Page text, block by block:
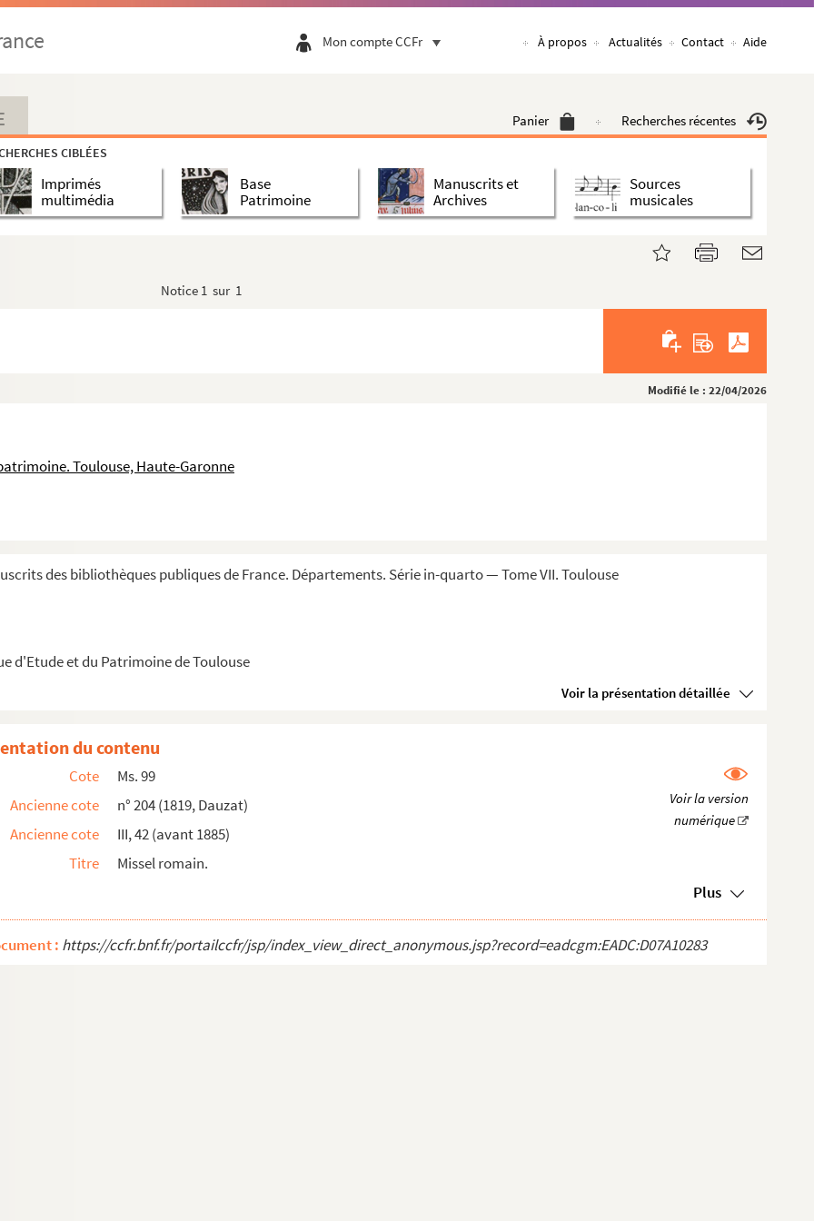
Mon compte CCFr À propos Actualités Contact Aide
Panier Recherches récentes
CIBLÉES
Imprimés
multimédia
Base
Patrimoine
Manuscrits et
Archives
Sources
musicales
Notice 1 sur 1
Modifié le : 22/04/2026
Toulouse, Haute-Garonne
des bibliothèques publiques de France. Départements. Série in-quarto — Tome VII. Toulouse
d'Etude et du Patrimoine de Toulouse
Voir la présentation détaillée
» En tête, un calendrier
ad formam concilii Tridentini redactum »
Sancti Victoris Massiliensis »
tête, un calendrier avec nombreuses additions po...
Augustin
d'octobre
les Évangiles des principales fêtes de l'a...
; on y remarque les fêtes de S. Étienne...
du contenu
Cote
Ms. 99
Ancienne cote
n° 204 (1819, Dauzat)
Ancienne cote
III, 42 (avant 1885)
Titre
Missel romain.
Plus
: https://ccfr.bnf.fr/portailccfr/jsp/index_view_direct_anonymous.jsp?record=eadcgm:EADC:D07A10283